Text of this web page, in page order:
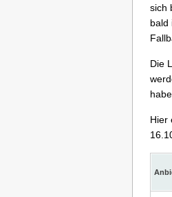
sich
bald
Die
Hier